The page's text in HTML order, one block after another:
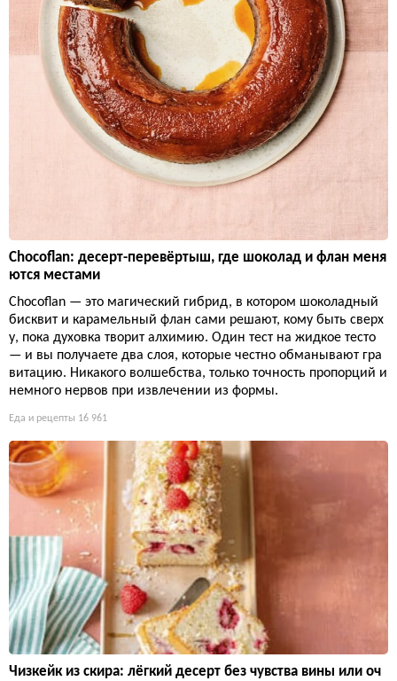
Chocoflan: десерт-перевёртыш, где шоколад и флан меня
ются местами
Chocoflan — это магический гибрид, в котором шоколадный
бисквит и карамельный флан сами решают, кому быть сверх
у, пока духовка творит алхимию. Один тест на жидкое тесто
— и вы получаете два слоя, которые честно обманывают гра
витацию. Никакого волшебства, только точность пропорций и
немного нервов при извлечении из формы.
Еда и рецепты 16 961
Чизкейк из скира: лёгкий десерт без чувства вины или оч